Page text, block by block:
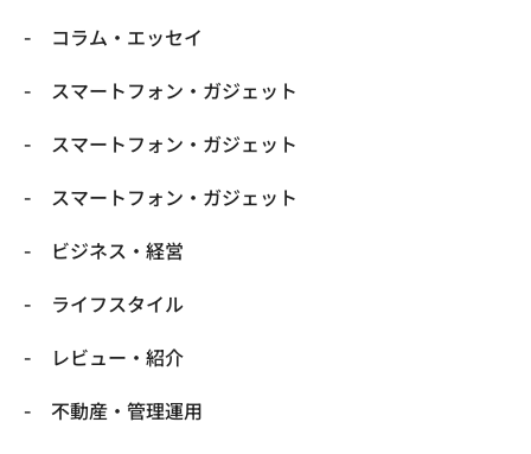
コラム・エッセイ
スマートフォン・ガジェット
スマートフォン・ガジェット
スマートフォン・ガジェット
ビジネス・経営
ライフスタイル
レビュー・紹介
不動産・管理運用